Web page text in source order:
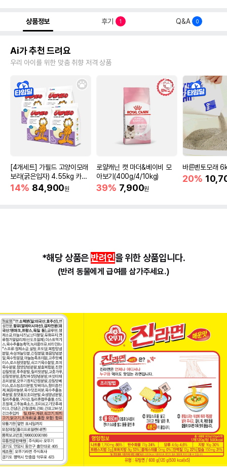
상품정보 후기 1 Q&A 0
Ai가 추천 드려요
우리 아이를 위한 맞춤 취향 저격 상품
[4개세트] 가필드 고양이모래
보라(굵은입자) 4.55kg 카사
바모래
14% 84,900원
로얄캐닌 캣 마더&베이비 모
아보기(400g/4/10kg)
39% 7,900원
바른벤토모래
20%
*해당 상품은 반려인을 위한 상품입니다.
(반려 동물에게 급여를 삼가주세요.)